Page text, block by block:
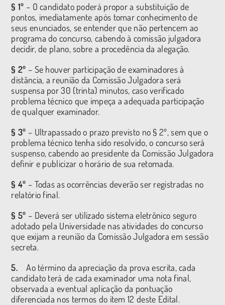
§ 1º – O candidato poderá propor a substituição de
pontos, imediatamente após tomar conhecimento de
seus enunciados, se entender que não pertencem ao
programa do concurso, cabendo à comissão julgadora
decidir, de plano, sobre a procedência da alegação.
§ 2º – Se houver participação de examinadores à
distância, a reunião da Comissão Julgadora será
suspensa por 30 (trinta) minutos, caso verificado
problema técnico que impeça a adequada participação
de qualquer examinador.
§ 3º – Ultrapassado o prazo previsto no § 2º, sem que o
problema técnico tenha sido resolvido, o concurso será
suspenso, cabendo ao presidente da Comissão Julgadora
definir e publicizar o horário de sua retomada.
§ 4º – Todas as ocorrências deverão ser registradas no
relatório final.
§ 5º – Deverá ser utilizado sistema eletrônico seguro
adotado pela Universidade nas atividades do concurso
que exijam a reunião da Comissão Julgadora em sessão
secreta.
5.Ao término da apreciação da prova escrita, cada
candidato terá de cada examinador uma nota final,
observada a eventual aplicação da pontuação
diferenciada nos termos do item 12 deste Edital.